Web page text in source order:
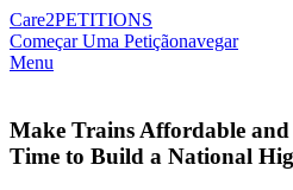
Care2PETITIONS
Começar Uma Petiçãonavegar
Menu
Make Trains Affordable
Time to Build a National